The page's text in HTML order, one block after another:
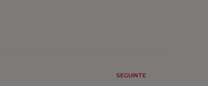
SEGUINTE